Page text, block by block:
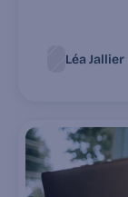
Léa Jallier